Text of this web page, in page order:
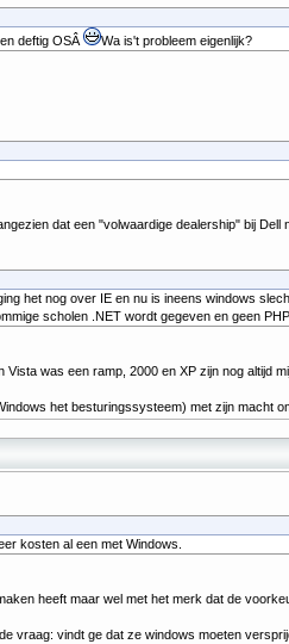
deftig OSÂ
Wa is't probleem eigenlijk?
dat een "volwaardige dealership" bij Dell
het nog over IE en nu is ineens windows
scholen .NET wordt gegeven en geen
was een ramp, 2000 en XP zijn nog altijd
het besturingssysteem) met zijn macht
kosten al een met Windows.
heeft maar wel met het merk dat de
vraag: vindt ge dat ze windows moeten